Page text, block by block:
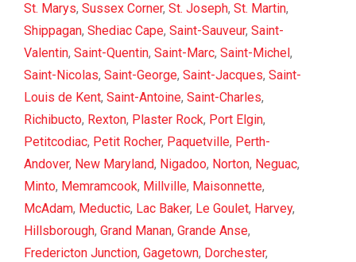
St. Marys, Sussex Corner, St. Joseph, St. Martin,
Shippagan, Shediac Cape, Saint-Sauveur, Saint-
Valentin, Saint-Quentin, Saint-Marc, Saint-Michel ,
Saint-Nicolas, Saint-George, Saint-Jacques, Saint-
Louis de Kent, Saint-Antoine, Saint-Charles,
Richibucto, Rexton, Plaster Rock, Port Elgin,
Petitcodiac, Petit Rocher, Paquetville, Perth-
Andover, New Maryland, Nigadoo, Norton, Neguac,
Minto, Memramcook, Millville, Maisonnette,
McAdam, Meductic, Lac Baker, Le Goulet, Harvey,
Hillsborough, Grand Manan, Grande Anse,
Fredericton Junction, Gagetown, Dorchester,